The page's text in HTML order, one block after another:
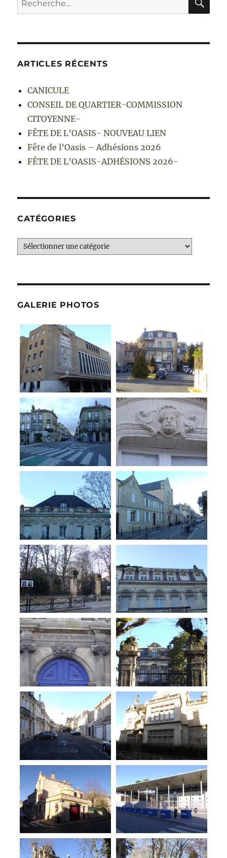
pour :
ARTICLES RÉCENTS
CANICULE
CONSEIL DE QUARTIER-COMMISSION
CITOYENNE-
FÊTE DE L’OASIS- NOUVEAU LIEN
Fête de l’Oasis – Adhésions 2026
FÊTE DE L’OASIS-ADHÉSIONS 2026-
CATÉGORIES
Catégories
GALERIE PHOTOS